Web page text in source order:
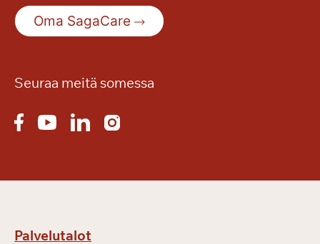
Oma SagaCare
Seuraa meitä somessa
Palvelutalot